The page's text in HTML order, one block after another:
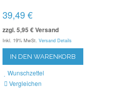
39,49 €
zzgl. 5,95 € Versand
Inkl. 19% MwSt. Versand Details
IN DEN WARENKORB
Wunschzettel
Vergleichen